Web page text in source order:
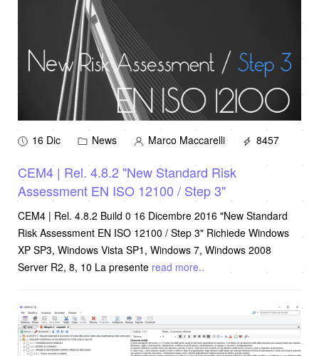
16 Dic News Marco Maccarelli 8457
CEM4 | Rel. 4.8.2 "New Standard Risk
Assessment EN ISO 12100 / Step 3"
CEM4 | Rel. 4.8.2 Build 0 16 Dicembre 2016 "New Standard
Risk Assessment EN ISO 12100 / Step 3" Richiede Windows
XP SP3, Windows Vista SP1, Windows 7, Windows 2008
Server R2, 8, 10 La presente read more..